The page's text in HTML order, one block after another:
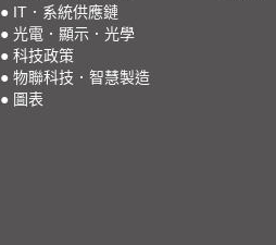
● IT．系統供應鏈
● 光電．顯示．光學
● 科技政策
● 物聯科技．智慧製造
● 圖表